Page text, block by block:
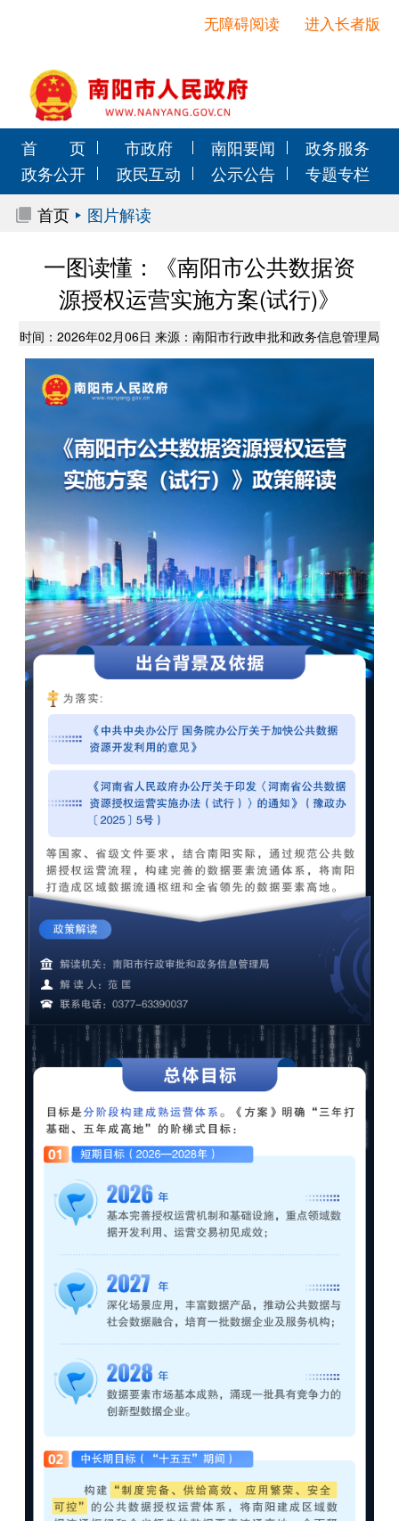
进入长者版
无障碍阅读
首 页 市政府 南阳要闻
政务服务
政务公开
政民互动 公示公告
专题专栏
首页
图片解读
一图读懂：《南阳市公共数据资
源授权运营实施方案(试行)》
时间：2026年02月06日 来源：南阳市行政申批和政务信息管理局